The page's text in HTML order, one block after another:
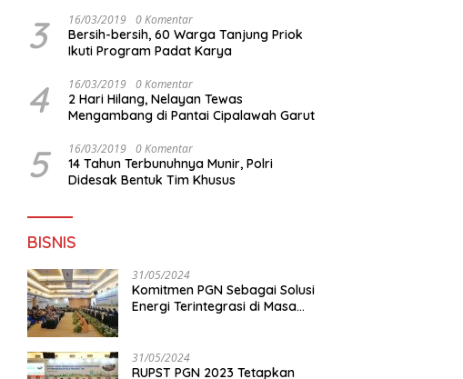
3 16/03/2019 0 Komentar
Bersih-bersih, 60 Warga Tanjung Priok
Ikuti Program Padat Karya
4 16/03/2019 0 Komentar
2 Hari Hilang, Nelayan Tewas
Mengambang di Pantai Cipalawah Garut
5 16/03/2019 0 Komentar
14 Tahun Terbunuhnya Munir, Polri
Didesak Bentuk Tim Khusus
BISNIS
31/05/2024
Komitmen PGN Sebagai Solusi
Energi Terintegrasi di Masa
31/05/2024
RUPST PGN 2023 Tetapkan